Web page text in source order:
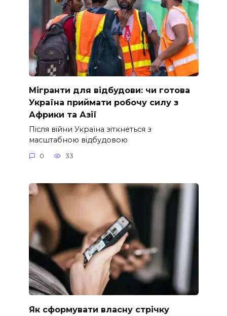
Мігранти для відбудови: чи готова
Україна приймати робочу силу з
Африки та Азії
Після війни Україна зіткнеться з
масштабною відбудовою
0 33
Як сформувати власну стрічку